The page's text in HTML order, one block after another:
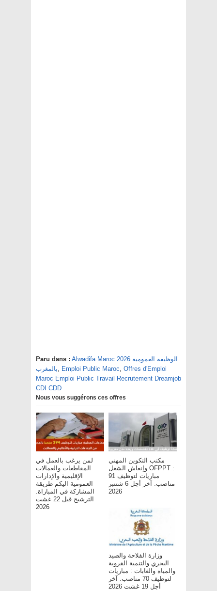
Paru dans : Alwadifa Maroc 2026 الوظيفة العمومية
بالمغرب, Emploi Public Maroc, Offres d'Emploi
Maroc Emploi Public Travail Recrutement Dreamjob
CDI CDD
Nous vous suggérons ces offres
لمن يرغب بالعمل في
المقاطعات والعمالات
الإقليمية والإدارات
العمومية اليكم طريقة
المشاركة في المباراة.
الترشيح قبل 22 غشت
2026
مكتب التكوين المهني
وإنعاش الشغل OFPPT :
مباريات لتوظيف 91
مناصب. آخر أجل 6 شتنبر
2026
وزارة الفلاحة والصيد
البحري والتنمية القروية
والمياه والغابات : مباريات
لتوظيف 70 مناصب. آخر
أجل 19 غشت 2026